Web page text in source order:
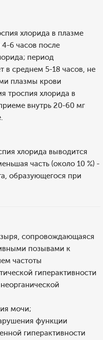
хлорида в плазме
4-6 часов после
период
в среднем 5-18 часов, не
плазмы крови
троспия хлорида в
внутрь 20-60 мг
хлорида выводится
часть (около 10 %) -
образующегося при
сопровождающаяся
позывами к
частоты
гиперактивности
мочи;
функции
гиперактивности